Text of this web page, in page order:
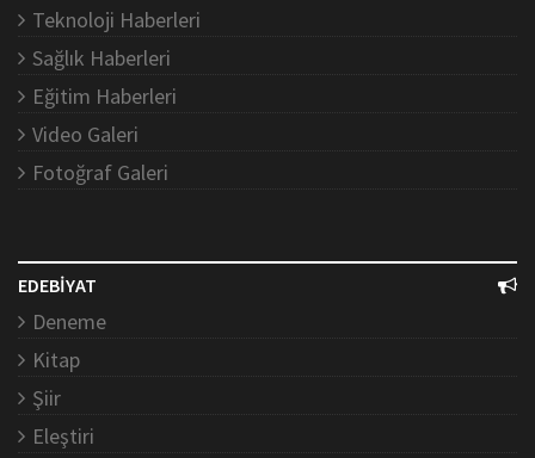
Teknoloji Haberleri
Sağlık Haberleri
Eğitim Haberleri
Video Galeri
Fotoğraf Galeri
EDEBİYAT
Deneme
Kitap
Şiir
Eleştiri